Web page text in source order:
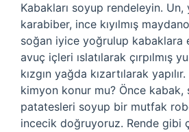
Kabakları soyup rendeleyin.
karabiber, ince kıyılmış
soğan iyice yoğrulup kabaklara
avuç içleri ıslatılarak çırpılmış
kızgın yağda kızartılarak
kimyon konur mu? Önce kabak,
patatesleri soyup bir mutfak
incecik doğruyoruz. Rende gibi